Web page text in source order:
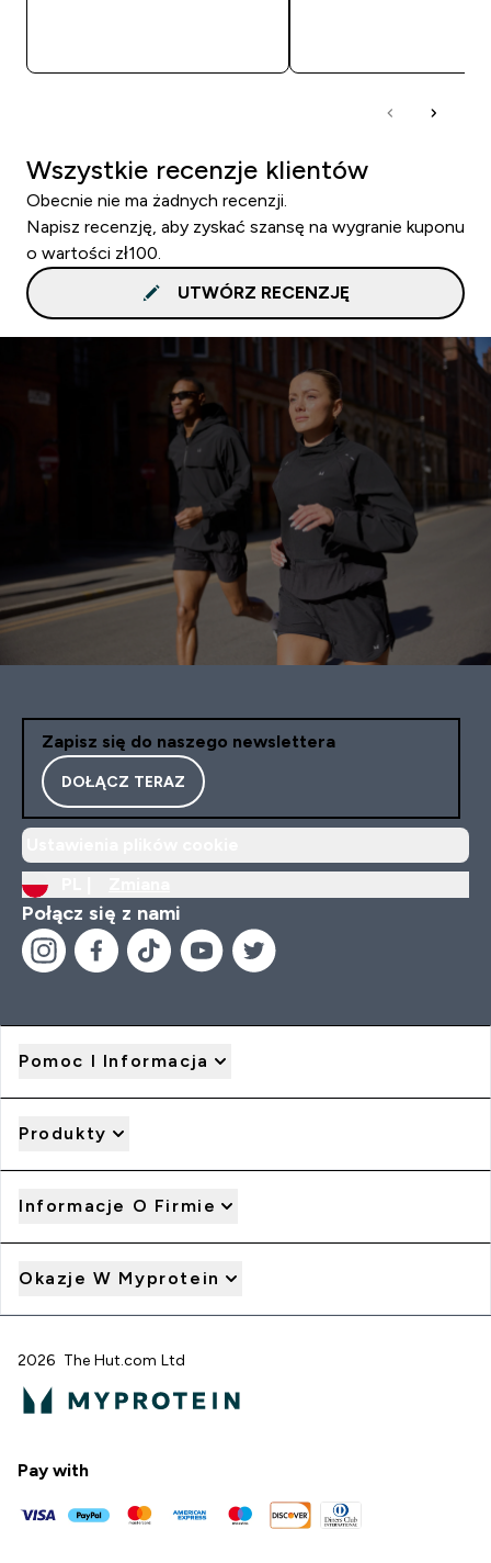
Wszystkie recenzje klientów
Obecnie nie ma żadnych recenzji.
Napisz recenzję, aby zyskać szansę na wygranie kuponu
o wartości zł100.
UTWÓRZ RECENZJĘ
Zapisz się do naszego newslettera
DOŁĄCZ TERAZ
Połącz się z nami
Pomoc I Informacja
Produkty
Informacje O Firmie
Okazje W Myprotein
2026 The Hut.com Ltd
Pay with